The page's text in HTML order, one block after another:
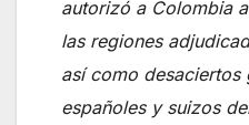
autorizó a Colombia
las regiones
así como desaciertos
españoles y suizos